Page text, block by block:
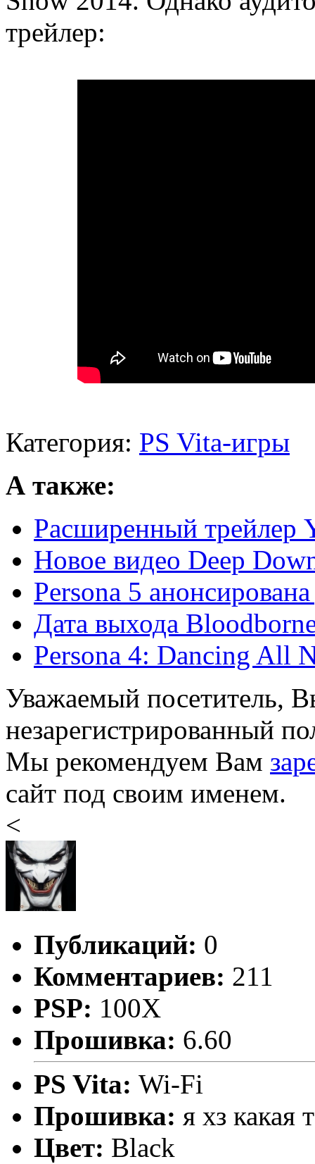
трейлер:
Категория: PS Vita-игры
А также:
Расширенный трейлер
Новое видео Deep
Persona 5
Дата выхода
Persona 4: Dancing All
Уважаемый посетитель,
незарегистрированный
Мы рекомендуем Вам
сайт под своим именем.
<
Публикаций: 0
Комментариев: 211
PSP: 100X
Прошивка: 6.60
PS Vita: Wi-Fi
Прошивка: я хз какая
Цвет: Black